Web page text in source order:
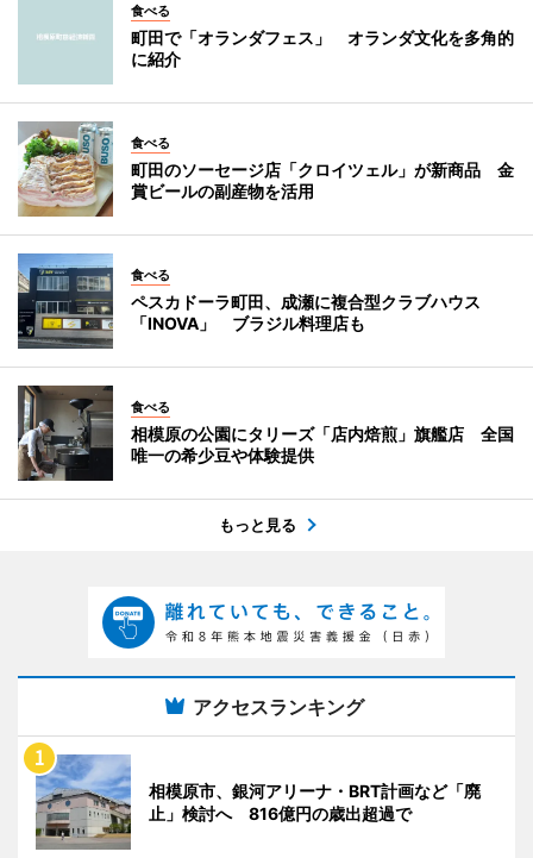
食べる
町田で「オランダフェス」 オランダ文化を多角的
に紹介
食べる
町田のソーセージ店「クロイツェル」が新商品 金
賞ビールの副産物を活用
食べる
ペスカドーラ町田、成瀬に複合型クラブハウス
「INOVA」 ブラジル料理店も
食べる
相模原の公園にタリーズ「店内焙煎」旗艦店 全国
唯一の希少豆や体験提供
もっと見る
アクセスランキング
相模原市、銀河アリーナ・BRT計画など「廃
止」検討へ 816億円の歳出超過で